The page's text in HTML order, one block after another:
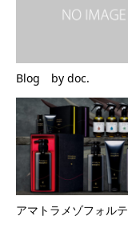
Blog by doc.
アマトラメゾフォルテ